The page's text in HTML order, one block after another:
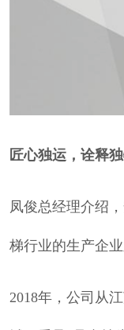
匠心独运，诠释
凤俊总经理介绍
梯行业的生产企
2018年，公司从